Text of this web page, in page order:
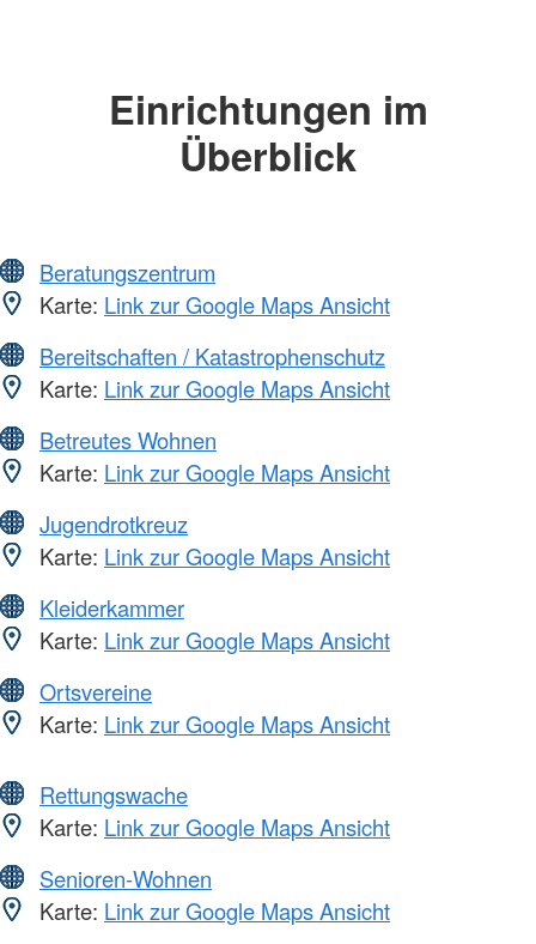
Einrichtungen im
Überblick
Beratungszentrum
Karte: Link zur Google Maps Ansicht
Bereitschaften / Katastrophenschutz
Karte: Link zur Google Maps Ansicht
Betreutes Wohnen
Karte: Link zur Google Maps Ansicht
Jugendrotkreuz
Karte: Link zur Google Maps Ansicht
Kleiderkammer
Karte: Link zur Google Maps Ansicht
Ortsvereine
Karte: Link zur Google Maps Ansicht
Rettungswache
Karte: Link zur Google Maps Ansicht
Senioren-Wohnen
Karte: Link zur Google Maps Ansicht